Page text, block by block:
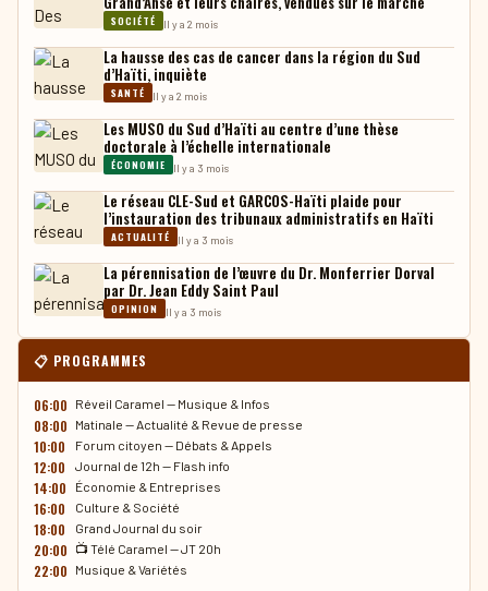
SOCIÉTÉ Il y a 2 mois
La hausse des cas de cancer dans la région du Sud
d’Haïti, inquiète
SANTÉ Il y a 2 mois
Les MUSO du Sud d’Haïti au centre d’une thèse
doctorale à l’échelle internationale
ÉCONOMIE Il y a 3 mois
Le réseau CLE-Sud et GARCOS-Haïti plaide pour
l’instauration des tribunaux administratifs en Haïti
ACTUALITÉ Il y a 3 mois
La pérennisation de l’œuvre du Dr. Monferrier Dorval
par Dr. Jean Eddy Saint Paul
OPINION Il y a 3 mois
📋 PROGRAMMES
06:00 Réveil Caramel — Musique & Infos
08:00 Matinale — Actualité & Revue de presse
10:00 Forum citoyen — Débats & Appels
12:00 Journal de 12h — Flash info
14:00 Économie & Entreprises
16:00 Culture & Société
18:00 Grand Journal du soir
20:00 📺 Télé Caramel — JT 20h
22:00 Musique & Variétés